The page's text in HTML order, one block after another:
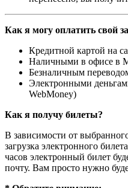
Как я могу оплатить свой
Кредитной картой на
Наличными в офисе в
Безналичным
Электронными
WebMoney)
Как я получу билеты?
В зависимости от
загрузка электронного билета
часов электронный билет
почту. Вам просто нужно